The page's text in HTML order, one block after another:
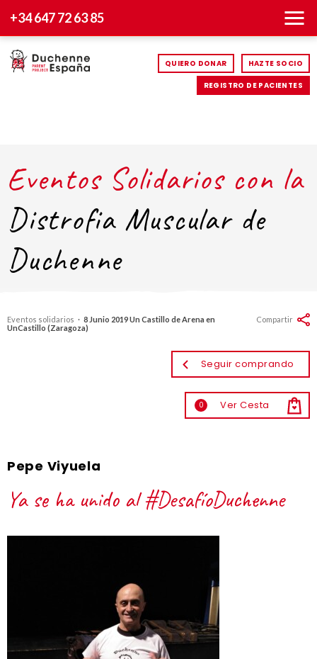
+34 647 72 63 85
QUIERO DONAR HAZTE SOCIO
REGISTRO DE PACIENTES
Eventos Solidarios con la
Distrofia Muscular de
Duchenne
Eventos solidarios · 8 Junio 2019 Un Castillo de Arena en
UnCastillo (Zaragoza)
Seguir comprando
0 Ver Cesta
Compartir
Pepe Viyuela
Ya se ha unido al #DesafíoDuchenne